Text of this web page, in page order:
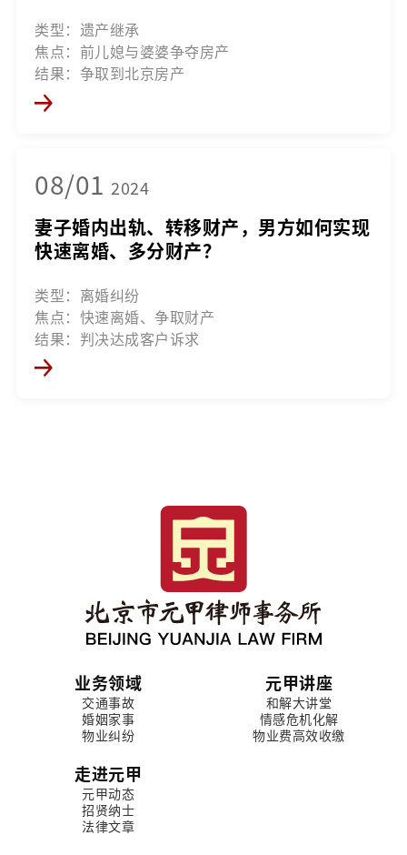
类型：遗产继承
焦点：前儿媳与婆婆争夺房产
结果：争取到北京房产
08/01 2024
妻子婚内出轨、转移财产，男方如何实现
快速离婚、多分财产？
类型：离婚纠纷
焦点：快速离婚、争取财产
结果：判决达成客户诉求
业务领域
交通事故
婚姻家事
物业纠纷
元甲讲座
和解大讲堂
情感危机化解
物业费高效收缴
走进元甲
元甲动态
招贤纳士
法律文章